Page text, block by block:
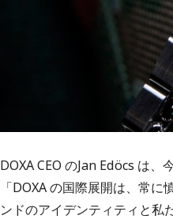
DOXA CEO のJan Edöcs は、
「DOXA の国際展開は、常
ンドのアイデンティティと私